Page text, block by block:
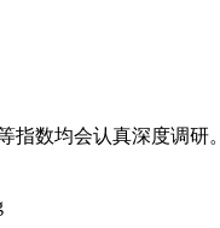
指数均会认真深度调研。